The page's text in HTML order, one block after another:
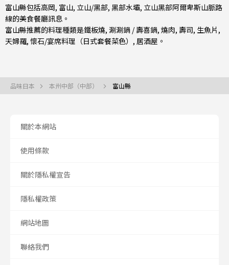
富山縣包括高岡, 富山, 立山/黑部, 黑部水壩, 立山黑部阿爾卑斯山脈路
線的美食餐廳訊息。
富山縣推薦的料理種類是鐵板燒, 涮涮鍋 / 壽喜鍋, 燒肉, 壽司, 生魚片 ,
天婦羅, 懷石/宴席料理（日式套餐菜色） , 居酒屋 。
品味日本 本州中部（中部） 富山縣
關於本網站
使用條款
關於隱私權宣告
隱私權政策
網站地圖
聯絡我們